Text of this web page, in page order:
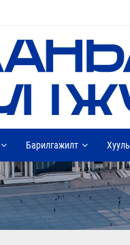
Барилгажилт